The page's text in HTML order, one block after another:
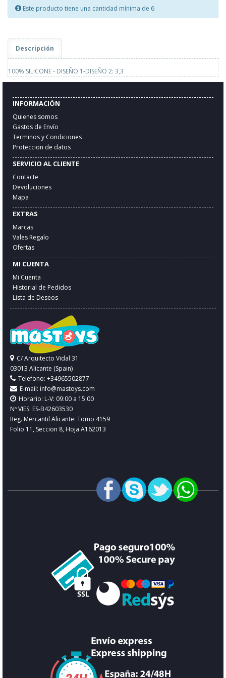
Este producto tiene una cantidad mínima de 6
Descripción
100% SILICONE - DISEÑO 1-DISEÑO 2: 3,3
INFORMACIÓN
Quienes somos
Gastos de Envío
Terminos y Condiciones
Proteccion de datos
SERVICIO AL CLIENTE
Contacte
Devoluciones
Mapa
EXTRAS
Marcas
Vales Regalo
Ofertas
MI CUENTA
Mi Cuenta
Historial de Pedidos
Lista de Deseos
C/ Arquitecto Vidal 31
03013 Alicante (Spain)
Telefono: +34965502877
E-mail: info@mastoys.com
Horario: L-V: 09:00 a 15:00
Nº VIES: ES-B42603530
Reg. Mercantil Alicante: Tomo 4159
Folio 11, Seccion 8, Hoja A162013